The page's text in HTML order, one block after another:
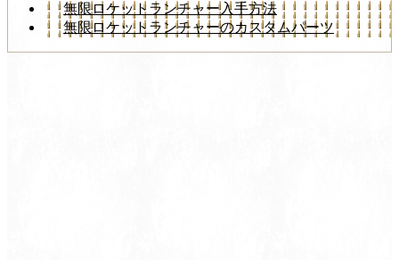
無限ロケットランチャー入手方法
無限ロケットランチャーのカスタムパーツ